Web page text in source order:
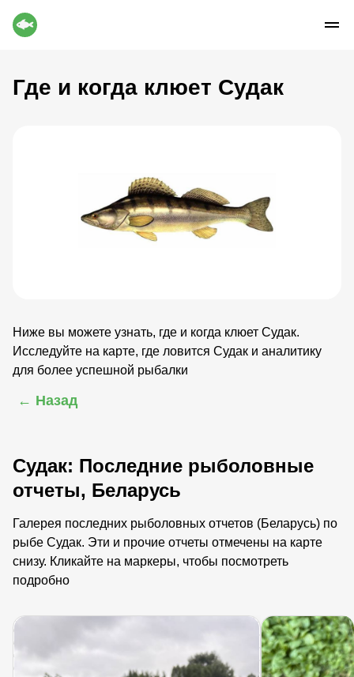
Где и когда клюет Судак
Ниже вы можете узнать, где и когда клюет Судак.
Исследуйте на карте, где ловится Судак и аналитику
для более успешной рыбалки
← Назад
Судак: Последние рыболовные
отчеты, Беларусь
Галерея последних рыболовных отчетов (Беларусь) по
рыбе Судак. Эти и прочие отчеты отмечены на карте
снизу. Кликайте на маркеры, чтобы посмотреть
подробно